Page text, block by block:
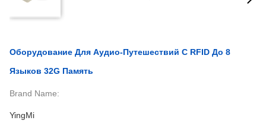
Оборудование Для Аудио-Путешествий С RFID До 8
Языков 32G Память
Brand Name:
YingMi